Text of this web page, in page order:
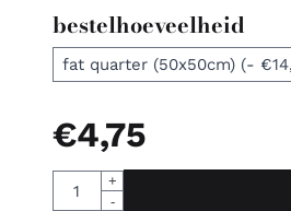
bestelhoeveelheid
€4,75
Aantal
+
-